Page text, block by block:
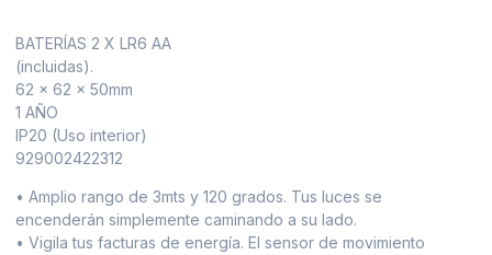
BATERÍAS 2 X LR6 AA
(incluidas).
62 x 62 x 50mm
1 AÑO
IP20 (Uso interior)
929002422312
• Amplio rango de 3mts y 120 grados. Tus luces se
encenderán simplemente caminando a su lado.
• Vigila tus facturas de energía. El sensor de movimiento